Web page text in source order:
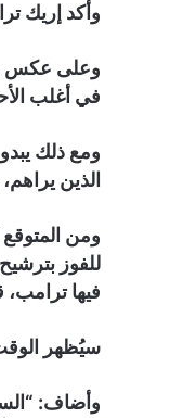
وأكد إريك
في أغلب
ومع ذلك
الذين
ومن
فيها
سيُظهر
وأضاف: